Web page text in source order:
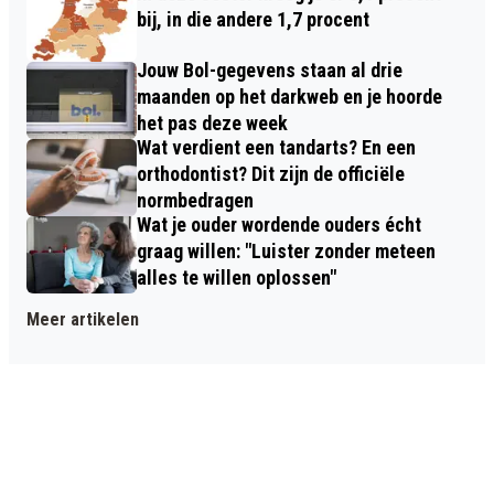
bij, in die andere 1,7 procent
Jouw Bol-gegevens staan al drie
maanden op het darkweb en je hoorde
het pas deze week
Wat verdient een tandarts? En een
orthodontist? Dit zijn de officiële
normbedragen
Wat je ouder wordende ouders écht
graag willen: "Luister zonder meteen
alles te willen oplossen"
Meer artikelen